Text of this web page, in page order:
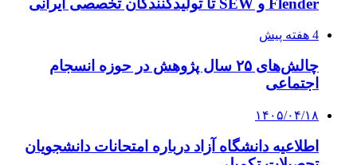
Flender و SEW تا تولیدکنندگان تخصصی ایرانی
4 هفته پیش
چالش‌های ۲۵ سال پژوهش در حوزه انسجام
اجتماعی
۱۴۰۵/۰۴/۱۸
اطلاعیه دانشگاه آزاد درباره امتحانات دانشجویان